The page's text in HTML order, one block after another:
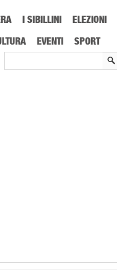
I SIBILLINI ELEZIONI
EVENTI SPORT